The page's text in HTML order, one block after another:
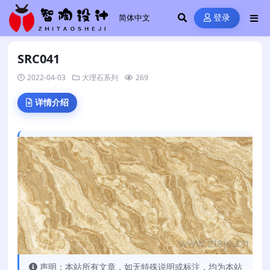
登录
SRC041
2022-04-03 大理石系列 269
详情介绍
声明：本站所有文章，如无特殊说明或标注，均为本站